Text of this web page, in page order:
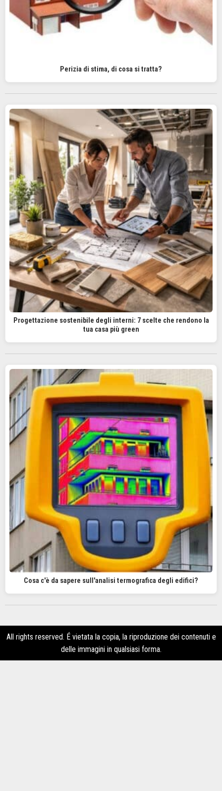
Perizia di stima, di cosa si tratta?
Progettazione sostenibile degli interni: 7 scelte che rendono la
tua casa più green
Cosa c'è da sapere sull'analisi termografica degli edifici?
All rights reserved. É vietata la copia, la riproduzione dei contenuti e
delle immagini in qualsiasi forma.